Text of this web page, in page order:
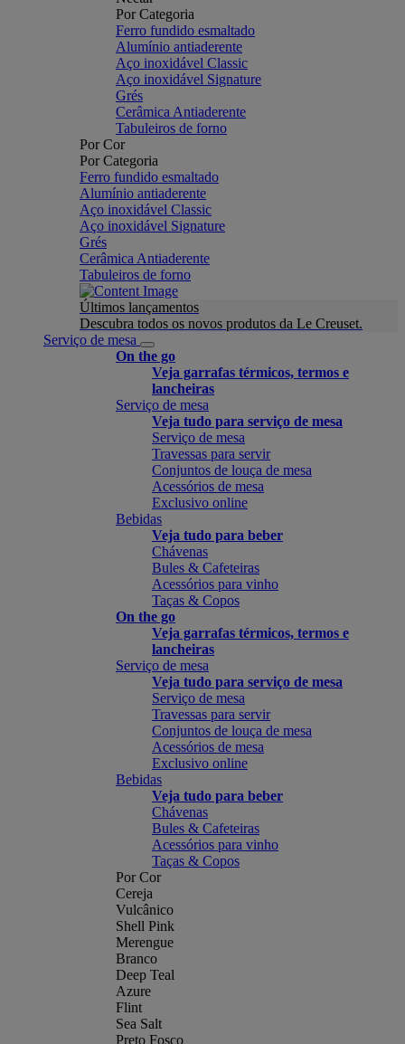
Por Categoria
Ferro fundido esmaltado
Alumínio antiaderente
Aço inoxidável Classic
Aço inoxidável Signature
Grés
Cerâmica Antiaderente
Tabuleiros de forno
Por Cor
Por Categoria
Ferro fundido esmaltado
Alumínio antiaderente
Aço inoxidável Classic
Aço inoxidável Signature
Grés
Cerâmica Antiaderente
Tabuleiros de forno
Últimos lançamentos
Descubra todos os novos produtos da Le Creuset.
Serviço de mesa
On the go
Veja garrafas térmicos, termos e
lancheiras
Serviço de mesa
Veja tudo para serviço de mesa
Serviço de mesa
Travessas para servir
Conjuntos de louça de mesa
Acessórios de mesa
Exclusivo online
Bebidas
Veja tudo para beber
Chávenas
Bules & Cafeteiras
Acessórios para vinho
Taças & Copos
On the go
Veja garrafas térmicos, termos e
lancheiras
Serviço de mesa
Veja tudo para serviço de mesa
Serviço de mesa
Travessas para servir
Conjuntos de louça de mesa
Acessórios de mesa
Exclusivo online
Bebidas
Veja tudo para beber
Chávenas
Bules & Cafeteiras
Acessórios para vinho
Taças & Copos
Por Cor
Cereja
Vulcânico
Shell Pink
Merengue
Branco
Deep Teal
Azure
Flint
Sea Salt
Preto Fosco